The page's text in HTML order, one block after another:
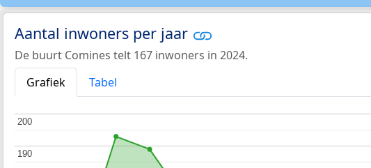
Aantal inwoners per jaar
De buurt Comines telt 167 inwoners in 2024.
Grafiek
Tabel
190
190
200
200